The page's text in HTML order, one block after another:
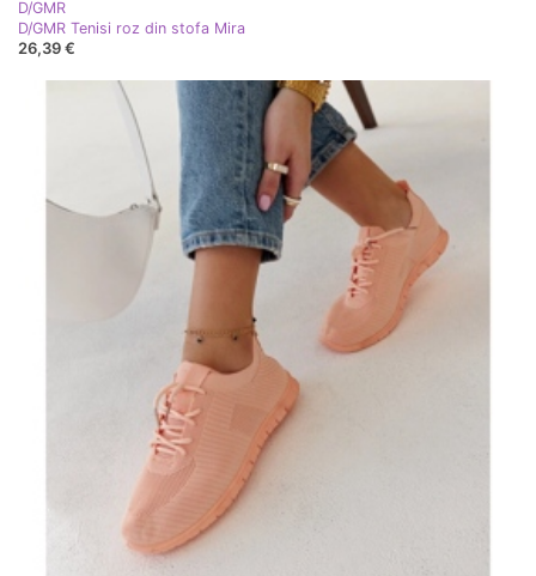
D/GMR
D/GMR Tenisi roz din stofa Mira
26,39 €